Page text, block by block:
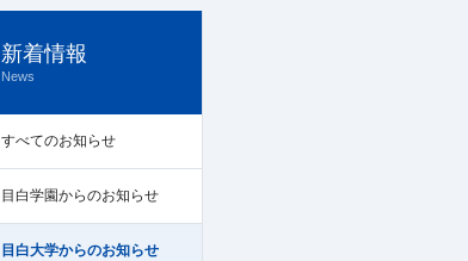
新着情報
News
すべてのお知らせ
目白学園からのお知らせ
目白大学からのお知らせ